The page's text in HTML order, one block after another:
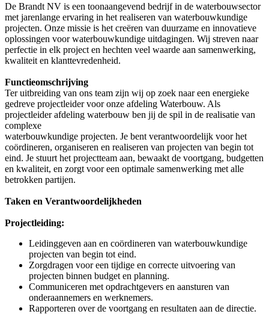
De Brandt NV is een toonaangevend bedrijf in de waterbouwsector
met jarenlange ervaring in het realiseren van waterbouwkundige
projecten. Onze missie is het creëren van duurzame en innovatieve
oplossingen voor waterbouwkundige uitdagingen. Wij streven naar
perfectie in elk project en hechten veel waarde aan samenwerking,
kwaliteit en klanttevredenheid.
Functieomschrijving
Ter uitbreiding van ons team zijn wij op zoek naar een energieke
gedreve projectleider voor onze afdeling Waterbouw. Als
projectleider afdeling waterbouw ben jij de spil in de realisatie van
complexe
waterbouwkundige projecten. Je bent verantwoordelijk voor het
coördineren, organiseren en realiseren van projecten van begin tot
eind. Je stuurt het projectteam aan, bewaakt de voortgang, budgetten
en kwaliteit, en zorgt voor een optimale samenwerking met alle
betrokken partijen.
Taken en Verantwoordelijkheden
Projectleiding:
Leidinggeven aan en coördineren van waterbouwkundige
projecten van begin tot eind.
Zorgdragen voor een tijdige en correcte uitvoering van
projecten binnen budget en planning.
Communiceren met opdrachtgevers en aansturen van
onderaannemers en werknemers.
Rapporteren over de voortgang en resultaten aan de directie.